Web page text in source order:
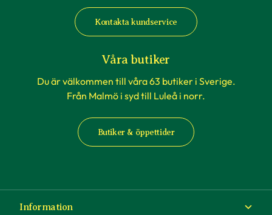
Kontakta kundservice
Våra butiker
Du är välkommen till våra 63 butiker i Sverige.
Från Malmö i syd till Luleå i norr.
Butiker & öppettider
Information